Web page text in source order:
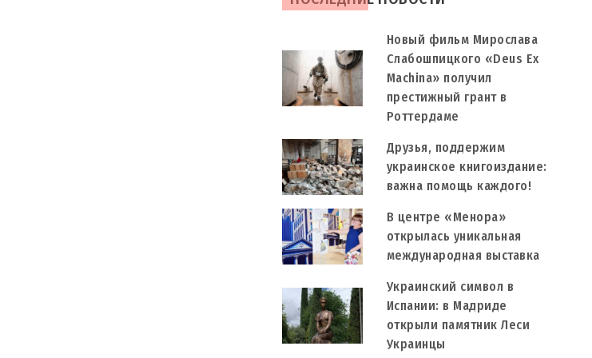
Новый фильм Мирослава
Слабошпицкого «Deus Ex
Machina» получил
престижный грант в
Роттердаме
Друзья, поддержим
украинское книгоиздание:
важна помощь каждого!
В центре «Менора»
открылась уникальная
международная выставка
Украинский символ в
Испании: в Мадриде
открыли памятник Леси
Украинцы